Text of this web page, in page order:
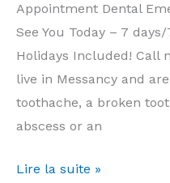
Arnould-
Tanson
Luxembourg
Appointment Dental
See You Today – 7
Holidays Included! Call
live in Messancy and
toothache, a broken
abscess or an
Emergency
Lire la suite »